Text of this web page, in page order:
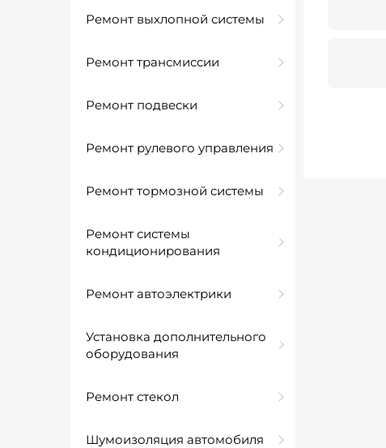
Ремонт выхлопной системы
Ремонт трансмиссии
Ремонт подвески
Ремонт рулевого управления
Ремонт тормозной системы
Ремонт системы
кондиционирования
Ремонт автоэлектрики
Установка дополнительного
оборудования
Ремонт стекол
Шумоизоляция автомобиля